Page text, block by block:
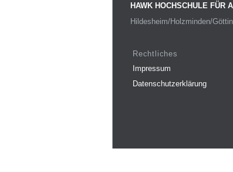
HAWK HOCHSCHULE FÜR
Hildesheim/Holzminden/
Rechtliches
Impressum
Datenschutzerklärung